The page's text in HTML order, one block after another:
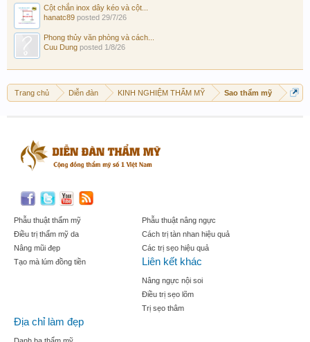
Cột chắn inox dây kéo và cột...
hanatc89 posted 29/7/26
Phong thủy văn phòng và cách...
Cuu Dung posted 1/8/26
Trang chủ Diễn đàn KINH NGHIỆM THẨM MỸ Sao thẩm mỹ
Phẫu thuật thẩm mỹ
Điều trị thẩm mỹ da
Nâng mũi đẹp
Tạo mà lúm đồng tiền
Phẫu thuật nâng ngực
Cách trị tàn nhan hiệu quả
Các trị sẹo hiệu quả
Liên kết khác
Nâng ngực nội soi
Điều trị sẹo lõm
Trị sẹo thâm
Địa chỉ làm đẹp